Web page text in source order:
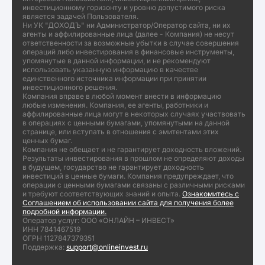
инвестиционному горизонту и уровню допустимого риска
является задачей Пользователя.
Ни УК "ДОХОДЪ" ни Администратор/Оператор сайта, ни их
агенты и аффилированные лица (далее - Компания) не несут
ответственности за возможные убытки в случае совершения
операций либо инвестирования в финансовые инструменты,
упомянутые в данной информации, и не рекомендуют
использовать указанную информацию в качестве
единственного источника информации при принятии
инвестиционного решения.
Компания вправе в любой момент внести в информацию
любые изменения. Компания, ее агенты, работники и
аффилированные лица могут в некоторых случаях участвовать
в операциях с ценными бумагами, упомянутыми на данной
странице, или вступать в отношения с эмитентами этих
ценных бумаг.
Компания не обещает и не гарантирует доходность вложений.
Результаты инвестирования в прошлом не определяют доходы
в будущем, государство не гарантирует доходность
инвестиций в ценные бумаги. Компания предупреждает, что
операции с ценными бумагами связаны с различными рисками
и требуют соответствующих знаний и опыта. Ознакомитесь с
Соглашением об использовании сайта для получения более
подробной информации.
Оператор услуг: ООО «ОНЛАЙН – ИНВЕСТ»
ИНН 7841467519
ОГРН 1127847379351
Поддержка: support@onlineinvest.ru